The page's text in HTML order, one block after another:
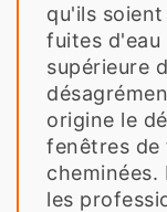
qu'ils
fuites d'eau
supérieure
origine le
fenêtres de
les